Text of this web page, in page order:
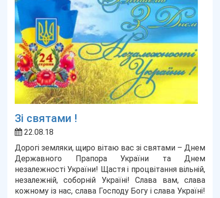
Зі святами !
22.08.18
Дорогі земляки, щиро вітаю вас зі святами – Днем
Державного Прапора України та Днем
незалежності України! Щастя і процвітання вільній,
незалежній, соборній Україні! Слава вам, слава
кожному із нас, слава Господу Богу і слава Україні!